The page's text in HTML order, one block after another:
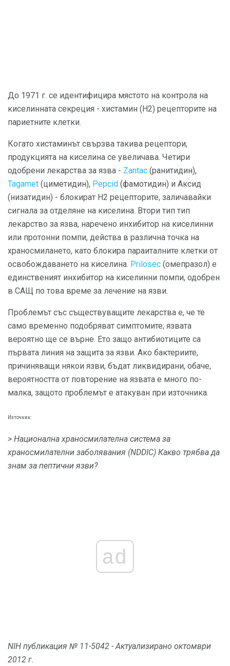
До 1971 г. се идентифицира мястото на контрола на
киселинната секреция - хистамин (Н2) рецепторите на
париетните клетки.
Когато хистаминът свързва такива рецептори,
продукцията на киселина се увеличава. Четири
одобрени лекарства за язва - Zantac (ранитидин),
Tagamet (циметидин), Pepcid (фамотидин) и Аксид
(низатидин) - блокират Н2 рецепторите, заличавайки
сигнала за отделяне на киселина. Втори тип тип
лекарство за язва, наречено инхибитор на киселинни
или протонни помпи, действа в различна точка на
храносмилането, като блокира параиталните клетки от
освобождаването на киселина. Prilosec (омепразол) е
единственият инхибитор на киселинни помпи, одобрен
в САЩ по това време за лечение на язви.
Проблемът със съществуващите лекарства е, че те
само временно подобряват симптомите; язвата
вероятно ще се върне. Ето защо антибиотиците са
първата линия на защита за язви. Ако бактериите,
причиняващи някои язви, бъдат ликвидирани, обаче,
вероятността от повторение на язвата е много по-
малка, защото проблемът е атакуван при източника.
Източник:
> Национална храносмилателна система за
храносмилателни заболявания (NDDIC) Какво трябва да
знам за пептични язви?
ad
NIH публикация № 11-5042 - Актуализирано октомври
2012 г.